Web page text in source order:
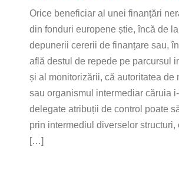
Orice beneficiar al unei finanțări
din fonduri europene știe, încă de la
depunerii cererii de finanțare sau,
află destul de repede pe parcursul
și al monitorizării, că autoritatea de
sau organismul intermediar căruia
delegate atribuții de control poate
prin intermediul diverselor structuri,
[…]